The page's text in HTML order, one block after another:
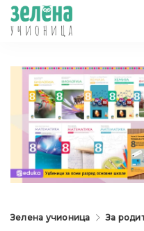
Зелена учионица За